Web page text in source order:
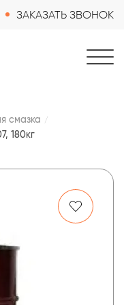
ЗАКАЗАТЬ ЗВОНОК
смазка
180кг